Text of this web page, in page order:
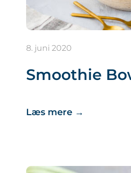
8. juni 2020
Smoothie
Læs mere →